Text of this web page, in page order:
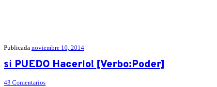
Publicada noviembre 10, 2014
si PUEDO Hacerlo! [Verbo:Poder]
43 Comentarios